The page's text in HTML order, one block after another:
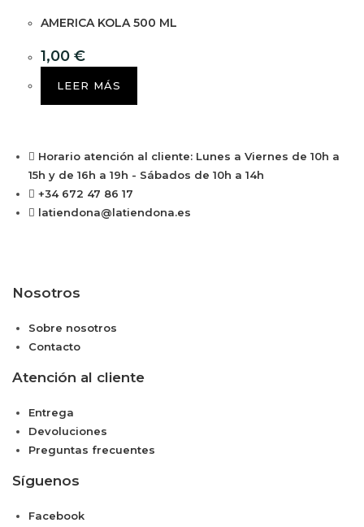
AMERICA KOLA 500 ML
1,00 €
LEER MÁS
Horario atención al cliente: Lunes a Viernes de 10h a
15h y de 16h a 19h - Sábados de 10h a 14h
+34 672 47 86 17
latiendona@latiendona.es
Nosotros
Sobre nosotros
Contacto
Atención al cliente
Entrega
Devoluciones
Preguntas frecuentes
Síguenos
Facebook